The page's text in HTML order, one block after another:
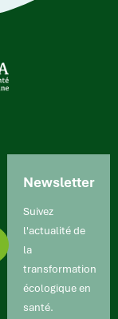
Newsletter
Suivez
l'actualité de
la
transformation
écologique en
santé.